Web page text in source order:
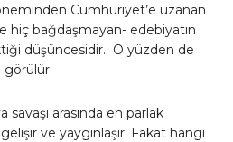
Cumhuriyet’e uzanan
hiç bağdaşmayan- edebiyatın
düşüncesidir. O yüzden de
görülür.
arasında en parlak
ve yaygınlaşır. Fakat hangi